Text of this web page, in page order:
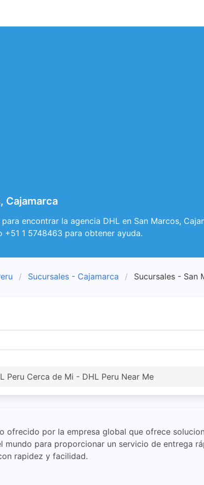
Cajamarca
encontrar la agencia DHL en San Marcos,
1 5748463 para obtener ayuda.
Sucursales - Cajamarca Sucursales - San
Peru Cerca de Mi - DHL Peru Near Me
ofrecido por la empresa global que ofrece
para proporcionar un servicio de entrega
rapidez y facilidad.